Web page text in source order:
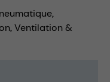
Ventilation &